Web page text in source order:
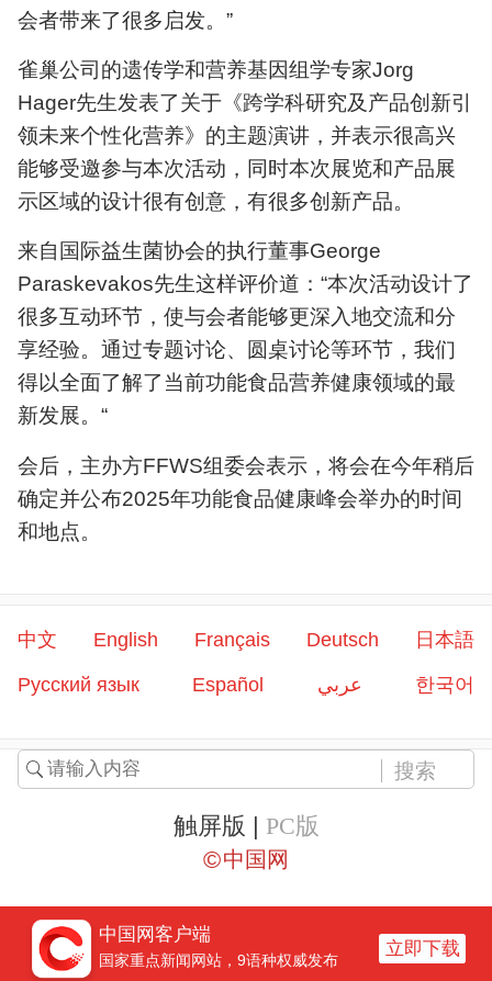
会者带来了很多启发。”
雀巢公司的遗传学和营养基因组学专家Jorg
Hager先生发表了关于《跨学科研究及产品创新引
领未来个性化营养》的主题演讲，并表示很高兴
能够受邀参与本次活动，同时本次展览和产品展
示区域的设计很有创意，有很多创新产品。
来自国际益生菌协会的执行董事George
Paraskevakos先生这样评价道：“本次活动设计了
很多互动环节，使与会者能够更深入地交流和分
享经验。通过专题讨论、圆桌讨论等环节，我们
得以全面了解了当前功能食品营养健康领域的最
新发展。“
会后，主办方FFWS组委会表示，将会在今年稍后
确定并公布2025年功能食品健康峰会举办的时间
和地点。
中文 English Français Deutsch 日本語
Русский язык Español عربي 한국어
触屏版 | PC版
©中国网
中国网客户端
国家重点新闻网站，9语种权威发布
立即下载